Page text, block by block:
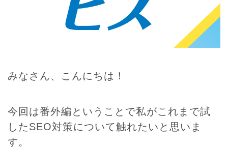
みなさん、こんにちは！
今回は番外編ということで私がこれまで試
したSEO対策について触れたいと思いま
す。